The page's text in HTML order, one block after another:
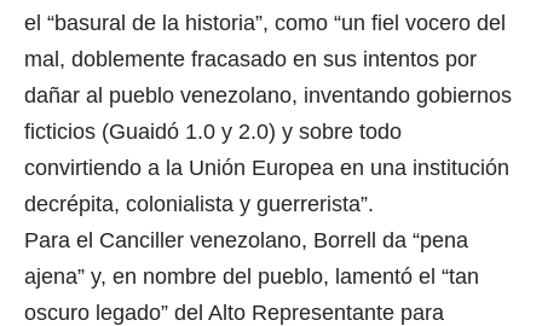
el “basural de la historia”, como “un fiel vocero del
mal, doblemente fracasado en sus intentos por
dañar al pueblo venezolano, inventando gobiernos
ficticios (Guaidó 1.0 y 2.0) y sobre todo
convirtiendo a la Unión Europea en una institución
decrépita, colonialista y guerrerista”.
Para el Canciller venezolano, Borrell da “pena
ajena” y, en nombre del pueblo, lamentó el “tan
oscuro legado” del Alto Representante para